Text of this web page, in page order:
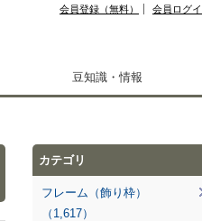
会員登録（無料） 会員ログ
豆知識・情報
カテゴリ
フレーム（飾り枠）
（1,617）